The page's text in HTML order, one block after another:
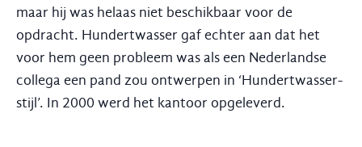
maar hij was helaas niet beschikbaar voor de
opdracht. Hundertwasser gaf echter aan dat het
voor hem geen probleem was als een Nederlandse
collega een pand zou ontwerpen in ‘Hundertwasser-
stijl’. In 2000 werd het kantoor opgeleverd.